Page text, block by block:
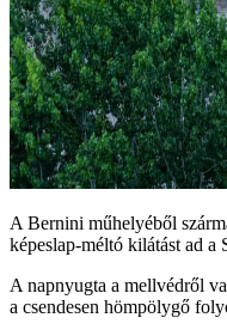
A Bernini műhelyéből
képeslap‑méltó kilátást ad a
A napnyugta a mellvédről
a csendesen hömpölygő